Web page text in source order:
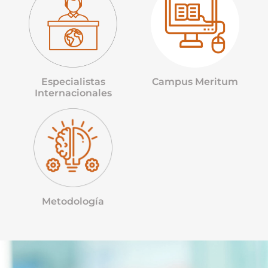
Especialistas
Internacionales
Campus Meritum
Metodología